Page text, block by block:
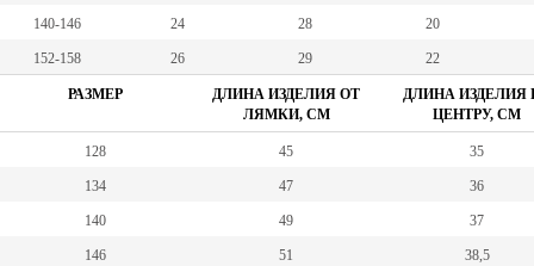
140-146 24 28 20
152-158 26 29 22
РАЗМЕР
ДЛИНА ИЗДЕЛИЯ ОТ
ЛЯМКИ, СМ
ДЛИНА ИЗДЕЛИЯ
ЦЕНТРУ, СМ
128 45 35
134 47 36
140 49 37
146 51 38,5